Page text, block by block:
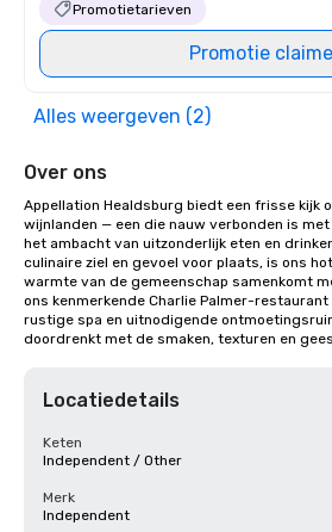
Promotietarieven
Promotie
Alles weergeven (2)
Over ons
Appellation Healdsburg biedt een frisse kijk
wijnlanden — een die nauw verbonden is
het ambacht van uitzonderlijk eten en
culinaire ziel en gevoel voor plaats, is ons
warmte van de gemeenschap samenkomt
ons kenmerkende Charlie Palmer-
rustige spa en uitnodigende
doordrenkt met de smaken, texturen en
Locatiedetails
Keten
Independent / Other
Merk
Independent